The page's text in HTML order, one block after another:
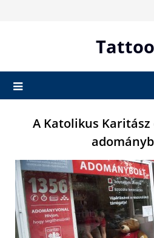
A Katolikus